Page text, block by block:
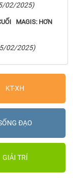
02/2025)
MAGIS: HƠN
02/2025)
KT-XH
ĐẠO
GIẢI TRÍ